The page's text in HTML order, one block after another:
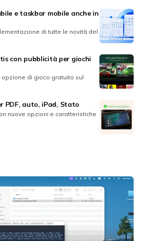
e taskbar mobile anche in
di tutte le novità del
con pubblicità per giochi
di gioco gratuito sul
PDF, auto, iPad, Stato
nuove opzioni e caratteristiche